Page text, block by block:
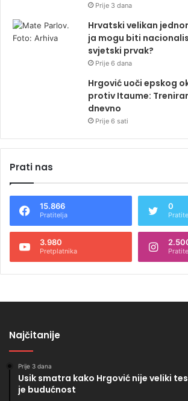
Prije 3 dana
Hrvatski velikan
ja mogu biti
svjetski prvak?
Prije 6 dana
Hrgović uoči epskog
protiv Itaume:
dnevno
Prije 6 sati
Prati nas
15.866
Pratitelja
0
3.980
Pretplatnika
Najčitanije
Prije 3 dana
Usik smatra kako Hrgović nije veliki
je budućnost